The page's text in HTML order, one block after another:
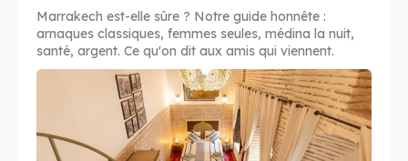
Marrakech est-elle sûre ? Notre guide honnête :
arnaques classiques, femmes seules, médina la nuit,
santé, argent. Ce qu'on dit aux amis qui viennent.